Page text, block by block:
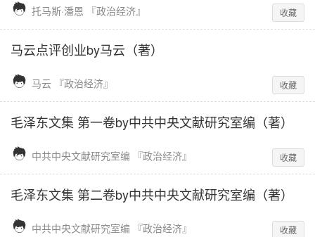
 托马斯·潘恩 『政治经济』 收藏
马云点评创业by马云 （著）
 马云 『政治经济』 收藏
毛泽东文集 第一卷by中共中央文献研究室编 （著）
 中共中央文献研究室编 『政治经济』 收藏
毛泽东文集 第二卷by中共中央文献研究室编 （著）
 中共中央文献研究室编 『政治经济』 收藏